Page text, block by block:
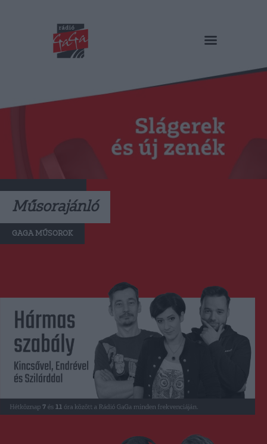
RÁDIÓ GAGA
Műsorok
Duma Duba
Podcast és videók
Stáb
Galéria
Műsorajánló
GAGA MŰSOROK